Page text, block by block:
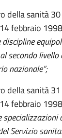
della sanità
febbraio
discipline
secondo
nazionale”;
della sanità
febbraio
Servizio